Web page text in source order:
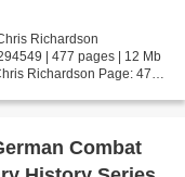
Richardson
| 477 pages | 12 Mb
Richardson Page: 477
Combat